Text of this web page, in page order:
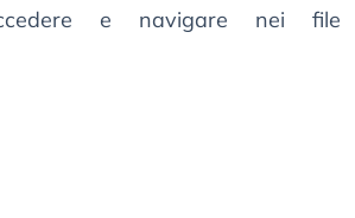
e navigare nei file